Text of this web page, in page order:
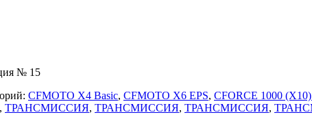
№ 15
CFMOTO X4 Basic, CFMOTO X6 EPS, CFORCE 1000 (X10)
, ТРАНСМИССИЯ, ТРАНСМИССИЯ, ТРАНСМИССИЯ,